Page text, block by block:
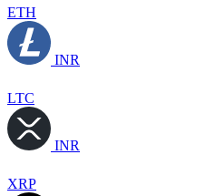
ETH
INR
LTC
INR
XRP